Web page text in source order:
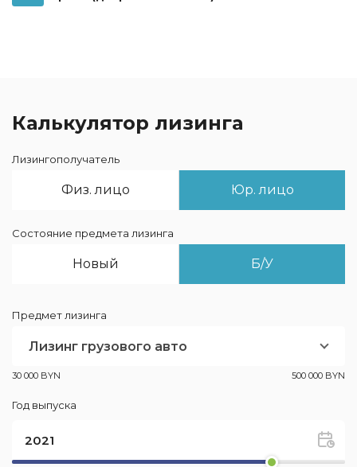
Калькулятор лизинга
Лизингополучатель
Физ. лицо Юр. лицо
Состояние предмета лизинга
Новый Б/У
Предмет лизинга
Лизинг грузового авто
30 000 BYN 500 000 BYN
Год выпуска